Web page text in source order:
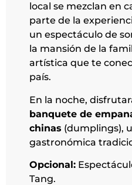
local se mezclan en
parte de la
un espectáculo de
la mansión de la
artística que te
país.
En la noche,
banquete de
chinas (dumplings),
gastronómica
Opcional:
Tang.